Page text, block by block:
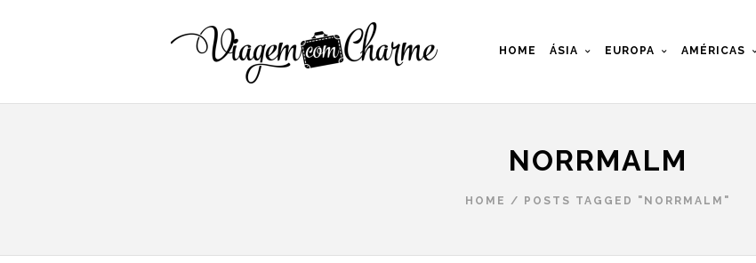
HOME ÁSIA EUROPA AMÉRICAS
NORRMALM
HOME / POSTS TAGGED "NORRMALM"